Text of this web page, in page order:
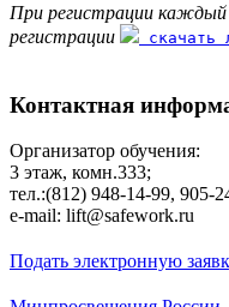
При регистрации каждый
регистрации
скачать
Контактная
Организатор обучения:
3 этаж, комн.333;
тел.:(812) 948-14-99, 905-
e-mail: lift@safework.ru
Подать электронную